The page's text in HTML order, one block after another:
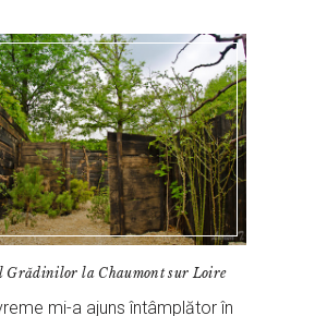
Grădinilor la Chaumont sur Loire
mi-a ajuns întâmplător în